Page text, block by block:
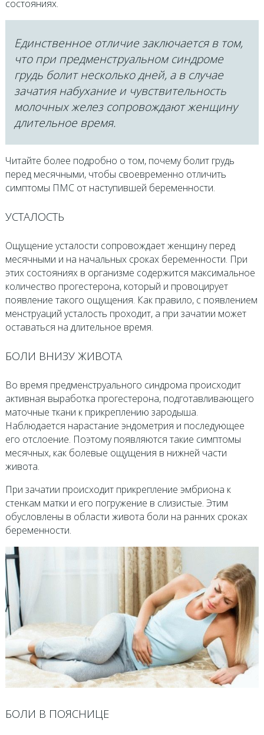
состояниях.
Единственное отличие заключается в том,
что при предменструальном синдроме
грудь болит несколько дней, а в случае
зачатия набухание и чувствительность
молочных желез сопровождают женщину
длительное время.
Читайте более подробно о том, почему болит грудь
перед месячными, чтобы своевременно отличить
симптомы ПМС от наступившей беременности.
УСТАЛОСТЬ
Ощущение усталости сопровождает женщину перед
месячными и на начальных сроках беременности. При
этих состояниях в организме содержится максимальное
количество прогестерона, который и провоцирует
появление такого ощущения. Как правило, с появлением
менструаций усталость проходит, а при зачатии может
оставаться на длительное время.
БОЛИ ВНИЗУ ЖИВОТА
Во время предменструального синдрома происходит
активная выработка прогестерона, подготавливающего
маточные ткани к прикреплению зародыша.
Наблюдается нарастание эндометрия и последующее
его отслоение. Поэтому появляются такие симптомы
месячных, как болевые ощущения в нижней части
живота.
При зачатии происходит прикрепление эмбриона к
стенкам матки и его погружение в слизистые. Этим
обусловлены в области живота боли на ранних сроках
беременности.
БОЛИ В ПОЯСНИЦЕ